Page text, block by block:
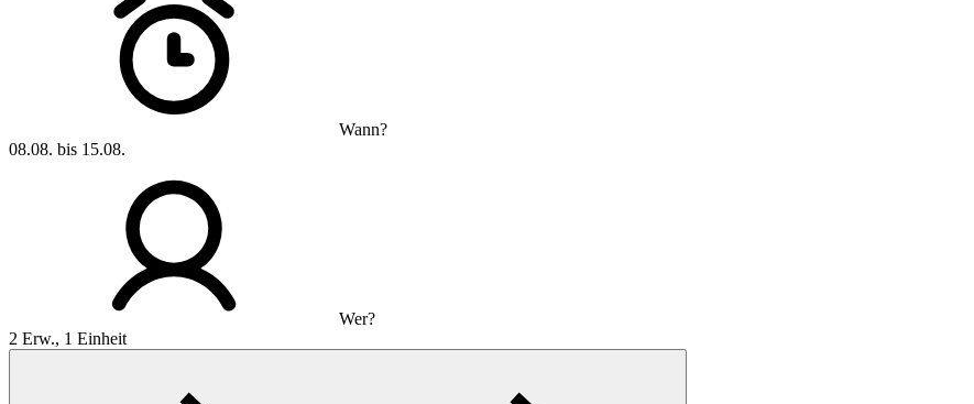
Wann?
08.08. bis 15.08.
Wer?
2 Erw., 1 Einheit